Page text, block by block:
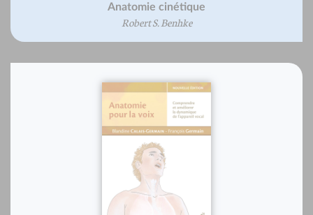
Anatomie cinétique
Robert S. Benhke